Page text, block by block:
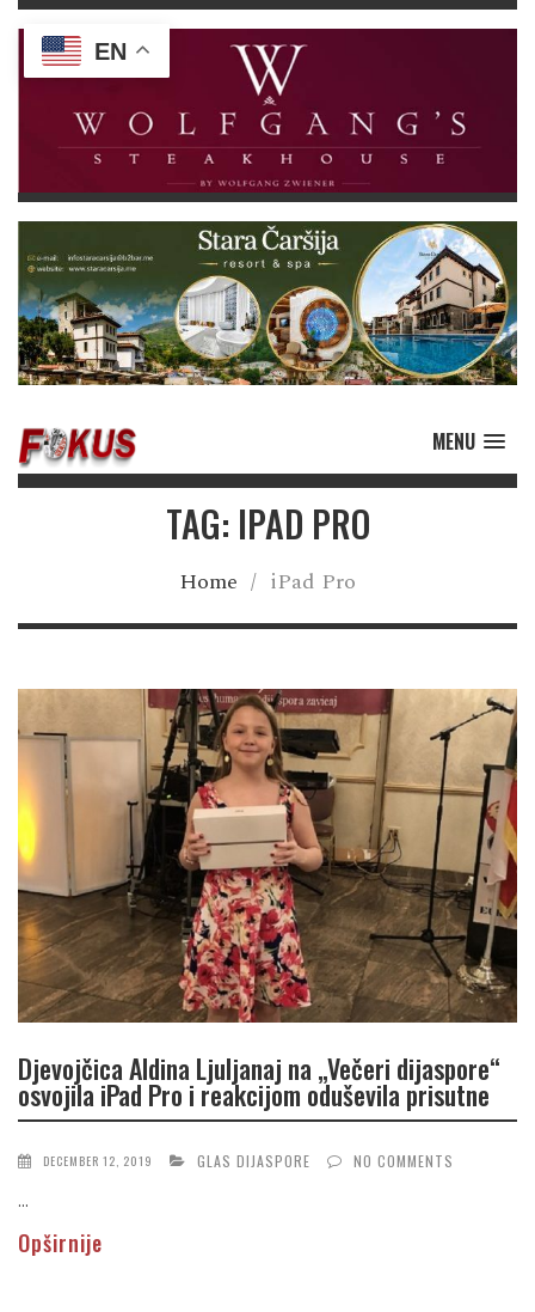
MENU
TAG: IPAD PRO
Home / iPad Pro
Djevojčica Aldina Ljuljanaj na „Večeri dijaspore“
osvojila iPad Pro i reakcijom oduševila prisutne
DECEMBER 12, 2019 GLAS DIJASPORE NO COMMENTS
...
Opširnije
EN